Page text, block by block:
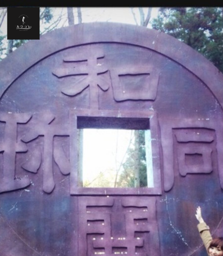
Home
News
お仕事情報
Twitter
フォトギャラリー
プロフィール
リンク集
さやぶろちゃん(･∀･)♥